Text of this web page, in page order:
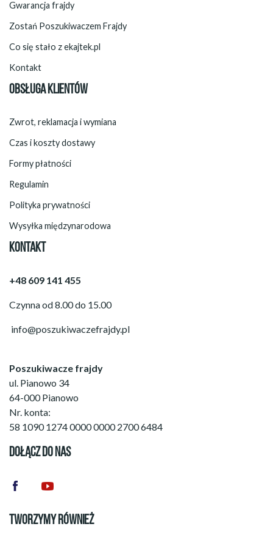
Gwarancja frajdy
Zostań Poszukiwaczem Frajdy
Co się stało z ekajtek.pl
Kontakt
OBSŁUGA KLIENTÓW
Zwrot, reklamacja i wymiana
Czas i koszty dostawy
Formy płatności
Regulamin
Polityka prywatności
Wysyłka międzynarodowa
KONTAKT
+48 609 141 455
Czynna od 8.00 do 15.00
info@poszukiwaczefrajdy.pl
Poszukiwacze frajdy
ul. Pianowo 34
64-000 Pianowo
Nr. konta:
58 1090 1274 0000 0000 2700 6484
DOŁĄCZ DO NAS
TWORZYMY RÓWNIEŻ